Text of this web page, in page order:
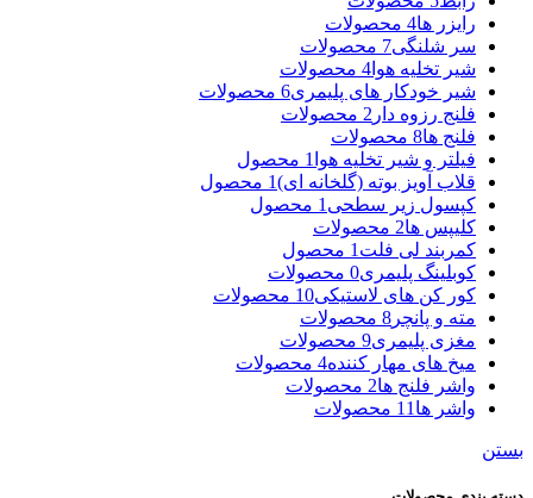
رایزر ها4 محصولات
سر شلنگی7 محصولات
شیر تخلیه هوا 4 محصولات
شیر خودکار های پلیمری6 محصولات
فلنج رزوه دار 2 محصولات
فلنج ها8 محصولات
فیلتر و شیر تخلیه هوا 1 محصول
قلاب آویز بوته (گلخانه ای)1 محصول
کپسول زیر سطحی 1 محصول
کلیپس ها2 محصولات
کمربند لی فلت 1 محصول
کوبلینگ پلیمری0 محصولات
کور کن های لاستیکی10 محصولات
مته و پانچر 8 محصولات
مغزی پلیمری9 محصولات
میخ های مهار کننده4 محصولات
واشر فلنج ها2 محصولات
واشر ها 11 محصولات
بستن